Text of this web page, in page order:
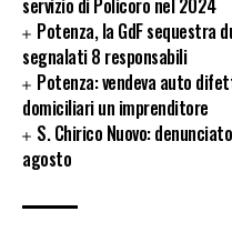
servizio di Policoro nel 2024
Potenza, la GdF sequestra
segnalati 8 responsabili
Potenza: vendeva auto
domiciliari un imprenditore
S. Chirico Nuovo:
agosto